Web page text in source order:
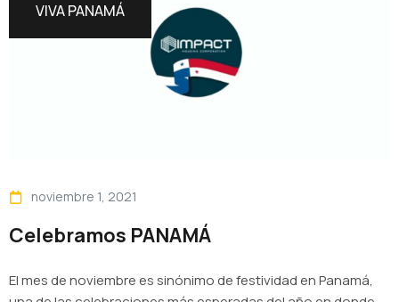
VIVA PANAMÁ
noviembre 1, 2021
Celebramos PANAMÁ
El mes de noviembre es sinónimo de festividad en Panamá,